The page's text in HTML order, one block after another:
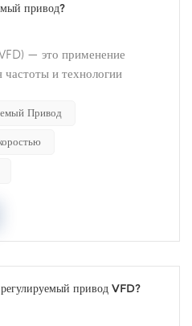
привод?
— это применение
частоты и технологии
тока путем
преобразования частоты
на бесступенчатое
Привод
регулируемый привод VFD?